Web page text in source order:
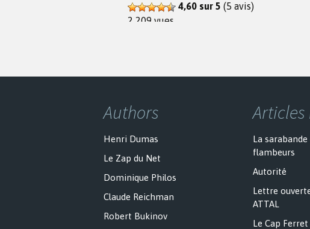
4,60 sur 5 (5 avis)
2 209 vues
Authors
Henri Dumas
Le Zap du Net
Dominique Philos
Claude Reichman
Robert Bukinov
Articles
La sarabande
flambeurs
Autorité
Lettre
ATTAL
Le Cap